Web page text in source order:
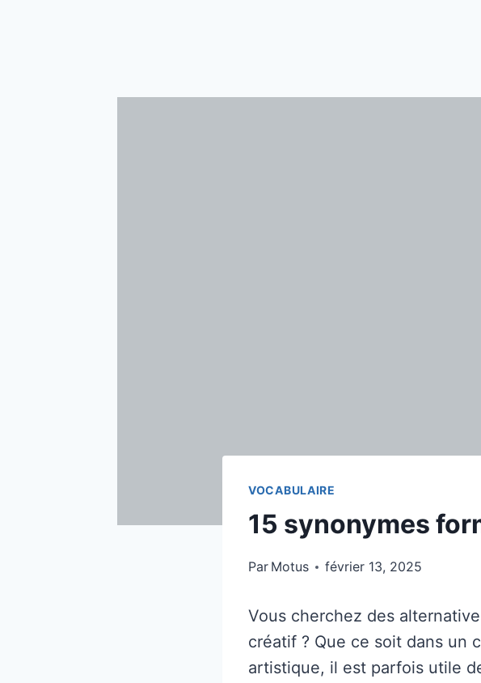
VOCABULAIRE
15 synonymes
Par Motus février 13, 2025
Vous cherchez des
créatif ? Que ce soit dans un
artistique, il est parfois utile